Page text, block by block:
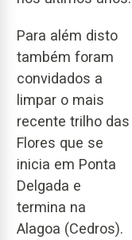
Para além disto
também foram
convidados a
limpar o mais
recente trilho das
Flores que se
inicia em Ponta
Delgada e
termina na
Alagoa (Cedros).